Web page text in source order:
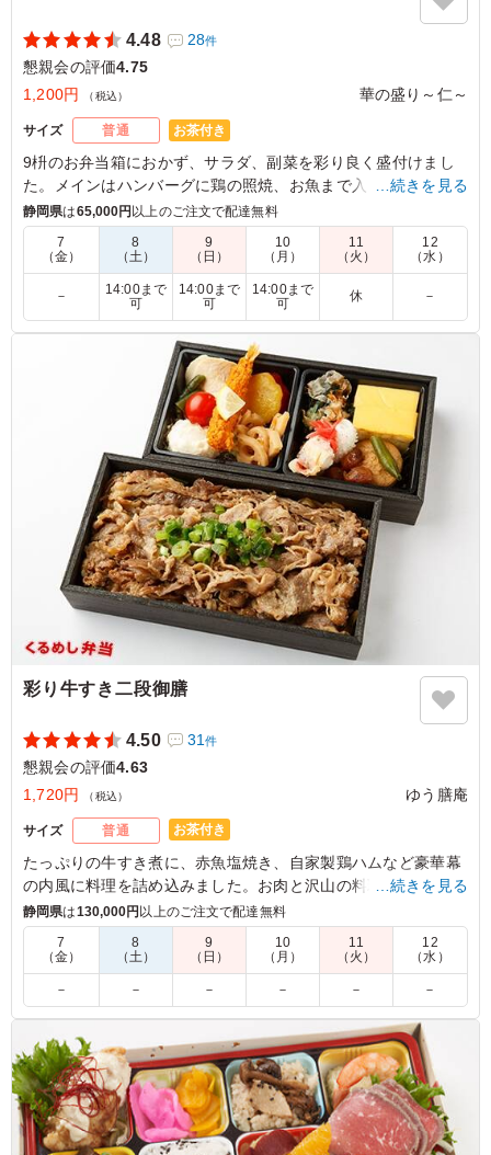
4.48 28件
懇親会の評価4.75
1,200円
（税込） 華の盛り～仁～
サイズ 普通 お茶付き
9枡のお弁当箱におかず、サラダ、副菜を彩り良く盛付けまし
た。メインはハンバーグに鶏の照焼、お魚まで入ってバランス
の良いお弁当に仕上げております。
4.5 明治安田生命 愛知豊田営業所
見た目良かったです。 温かい状態で食べれたらもっと美
味しく頂けたらかなと思います。
懇親会›歓迎会
愛知県豊田市平芝町2024/04/12
…続きを見る
静岡県は65,000円 以上のご注文で配達無料
7
（金）
8
（土）
9
（日）
10
（月）
11
（火）
12
（水）
－
14:00まで
可
14:00まで
可
14:00まで
可
休 －
彩り牛すき二段御膳
4.50 31件
懇親会の評価4.63
1,720円
（税込） ゆう膳庵
サイズ 普通 お茶付き
たっぷりの牛すき煮に、赤魚塩焼き、自家製鶏ハムなど豪華幕
の内風に料理を詰め込みました。お肉と沢山の料理を味わいた
い方にお勧めです。
4.0 山里学童クラブ
さめてもおいしい牛すきと、おかずの組み合わせで、ガッ
ツリ好きな男性でもちゃんと満足できる内容でした。 お
かずのおいしさに比べるとご飯が少な目だなとも感じます
ので、大盛りを注文しても良かったと思います。
ご利用シーン：懇親会›懇親会
愛知県名古屋市昭和区山里町2023/07/18
…続きを見る
静岡県は130,000円以上のご注文で配達無料
7
（金）
8
（土）
9
（日）
10
（月）
11
（火）
12
（水）
－ － － － － －